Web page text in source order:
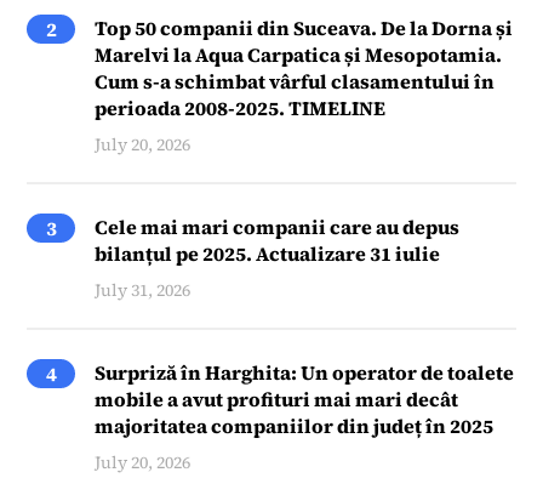
2
Top 50 companii din Suceava. De la Dorna și
Marelvi la Aqua Carpatica și Mesopotamia.
Cum s-a schimbat vârful clasamentului în
perioada 2008-2025. TIMELINE
July 20, 2026
3
Cele mai mari companii care au depus
bilanțul pe 2025. Actualizare 31 iulie
July 31, 2026
4
Surpriză în Harghita: Un operator de toalete
mobile a avut profituri mai mari decât
majoritatea companiilor din județ în 2025
July 20, 2026